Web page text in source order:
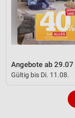
Angebote ab 29.07
Gültig bis Di. 11.08.